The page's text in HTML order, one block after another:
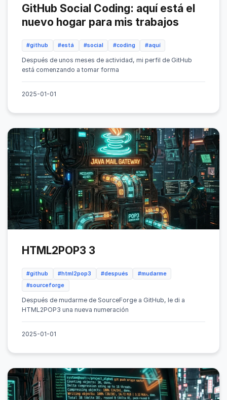
GitHub Social Coding: aquí está el
nuevo hogar para mis trabajos
#github #está #social #coding #aquí
Después de unos meses de actividad, mi perfil de GitHub
está comenzando a tomar forma
2025-01-01
HTML2POP3 3
#github #html2pop3 #después
#mudarme
#sourceforge
Después de mudarme de SourceForge a GitHub, le di a
HTML2POP3 una nueva numeración
2025-01-01